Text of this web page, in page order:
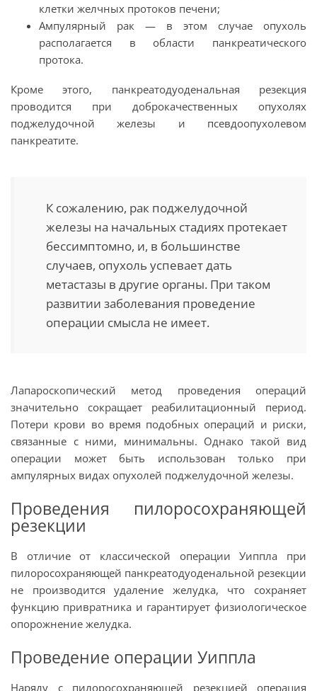
клетки желчных протоков печени;
Ампулярный рак — в этом случае опухоль
располагается в области панкреатического
протока.
Кроме этого, панкреатодуоденальная резекция
проводится при доброкачественных опухолях
поджелудочной железы и псевдоопухолевом
панкреатите.
К сожалению, рак поджелудочной
железы на начальных стадиях протекает
бессимптомно, и, в большинстве
случаев, опухоль успевает дать
метастазы в другие органы. При таком
развитии заболевания проведение
операции смысла не имеет.
Лапароскопический метод проведения операций
значительно сокращает реабилитационный период.
Потери крови во время подобных операций и риски,
связанные с ними, минимальны. Однако такой вид
операции может быть использован только при
ампулярных видах опухолей поджелудочной железы.
Проведения пилоросохраняющей
резекции
В отличие от классической операции Уиппла при
пилоросохраняющей панкреатодуоденальной резекции
не производится удаление желудка, что сохраняет
функцию привратника и гарантирует физиологическое
опорожнение желудка.
Проведение операции Уиппла
Наряду с пилоросохраняющей резекцией операция